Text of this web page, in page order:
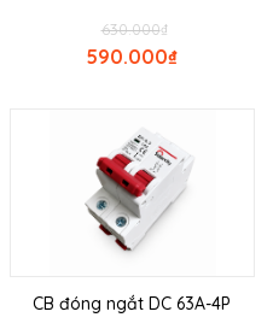
₫
630.000
₫
590.000
CB đóng ngắt DC 63A-4P